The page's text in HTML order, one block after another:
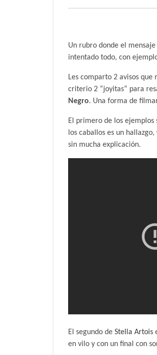
Un rubro donde el
intentado todo, con
Les comparto 2 avisos
criterio 2 “joyitas” para
Negro. Una forma de
El primero de los ejemplos
los caballos es un
sin mucha explicación.
El segundo de Stella Artois
en vilo y con un final con